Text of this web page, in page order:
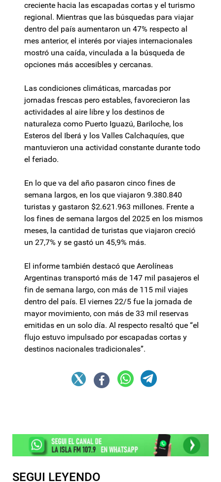
creciente hacia las escapadas cortas y el turismo
regional. Mientras que las búsquedas para viajar
dentro del país aumentaron un 47% respecto al
mes anterior, el interés por viajes internacionales
mostró una caída, vinculada a la búsqueda de
opciones más accesibles y cercanas.
Las condiciones climáticas, marcadas por
jornadas frescas pero estables, favorecieron las
actividades al aire libre y los destinos de
naturaleza como Puerto Iguazú, Bariloche, los
Esteros del Iberá y los Valles Calchaquíes, que
mantuvieron una actividad constante durante todo
el feriado.
En lo que va del año pasaron cinco fines de
semana largos, en los que viajaron 9.380.840
turistas y gastaron $2.621.963 millones. Frente a
los fines de semana largos del 2025 en los mismos
meses, la cantidad de turistas que viajaron creció
un 27,7% y se gastó un 45,9% más.
El informe también destacó que Aerolíneas
Argentinas transportó más de 147 mil pasajeros el
fin de semana largo, con más de 115 mil viajes
dentro del país. El viernes 22/5 fue la jornada de
mayor movimiento, con más de 33 mil reservas
emitidas en un solo día. Al respecto resaltó que “el
flujo estuvo impulsado por escapadas cortas y
destinos nacionales tradicionales”.
SEGUI LEYENDO